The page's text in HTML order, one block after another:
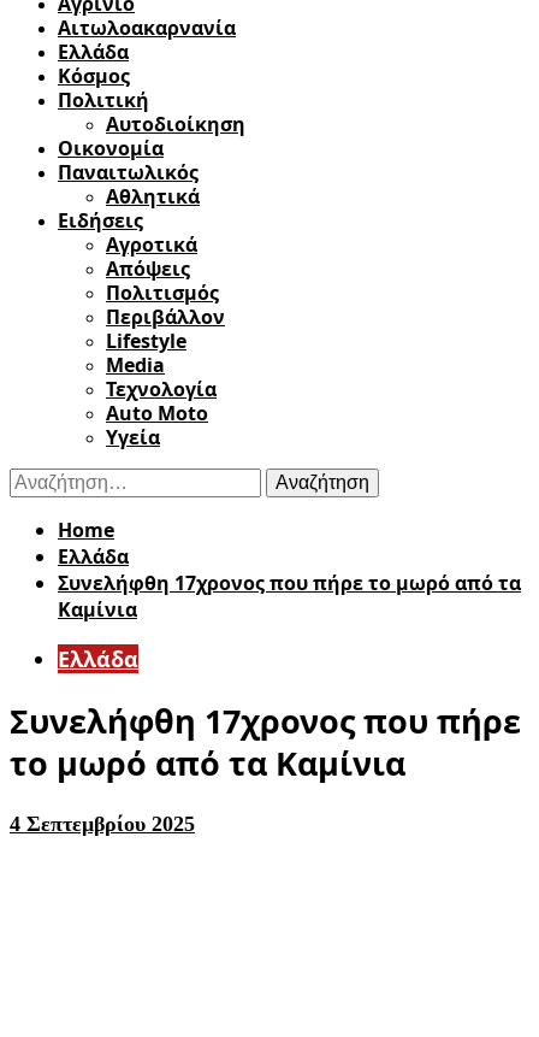
Αιτωλοακαρνανία
Ελλάδα
Κόσμος
Πολιτική
Αυτοδιοίκηση
Οικονομία
Παναιτωλικός
Αθλητικά
Ειδήσεις
Αγροτικά
Απόψεις
Πολιτισμός
Περιβάλλον
Lifestyle
Media
Τεχνολογία
Auto Moto
Υγεία
Αναζήτηση
για:
Home
Ελλάδα
Συνελήφθη 17χρονος που πήρε το μωρό από τα
Καμίνια
Ελλάδα
Συνελήφθη 17χρονος που πήρε
το μωρό από τα Καμίνια
4 Σεπτεμβρίου 2025